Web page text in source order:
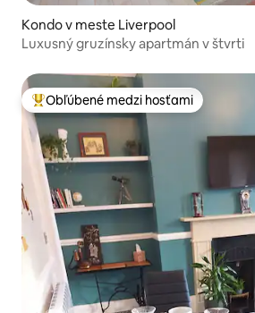
Kondo v meste Liverpool
Luxusný gruzínsky apartmán v štvrti
Najobľúbenejšie medzi hosťami
Obľúbené medzi hosťami